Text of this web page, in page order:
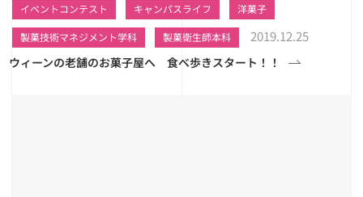
イベントコンテスト キャンパスライフ 洋菓子
製菓技術マネジメント学科 製菓衛生師本科 2019.12.25
ウィーンの老舗のお菓子屋へ 食べ歩きスタート！！